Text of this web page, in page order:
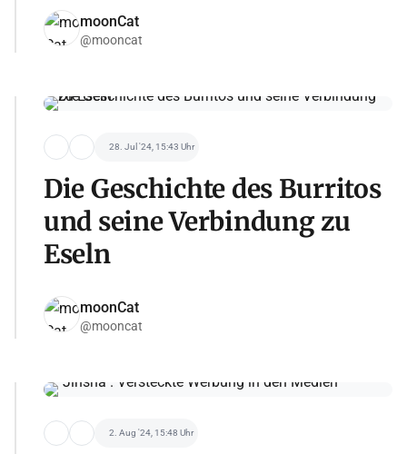
moonCat
@mooncat
28. Jul '24, 15:43 Uhr
Die Geschichte des Burritos
und seine Verbindung zu
Eseln
moonCat
@mooncat
2. Aug '24, 15:48 Uhr